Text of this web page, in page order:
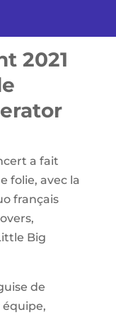
2021
a fait
folie, avec la
français
Big
de